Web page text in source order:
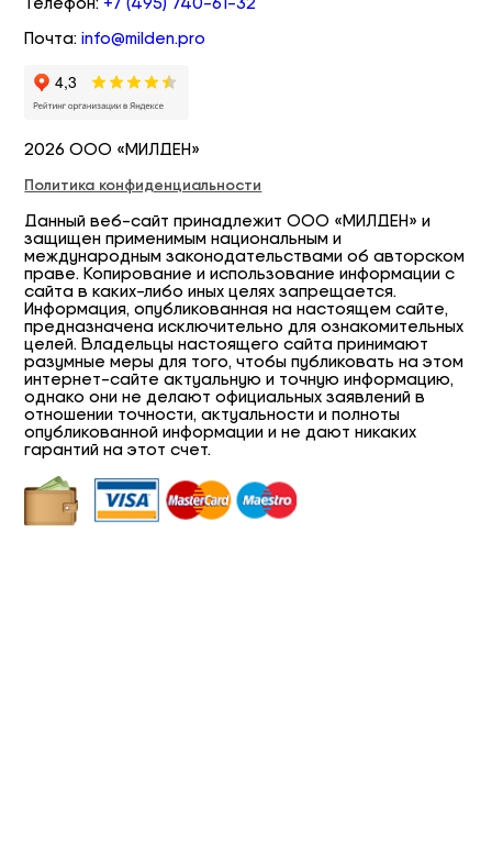
Почта:info@milden.pro
2026 ООО «МИЛДЕН»
Политика конфиденциальности
Данный веб-сайт принадлежит ООО «МИЛДЕН» и
защищен применимым национальным и
международным законодательствами об авторском
праве. Копирование и использование информации с
сайта в каких-либо иных целях запрещается.
Информация, опубликованная на настоящем сайте,
предназначена исключительно для ознакомительных
целей. Владельцы настоящего сайта принимают
разумные меры для того, чтобы публиковать на этом
интернет-сайте актуальную и точную информацию,
однако они не делают официальных заявлений в
отношении точности, актуальности и полноты
опубликованной информации и не дают никаких
гарантий на этот счет.